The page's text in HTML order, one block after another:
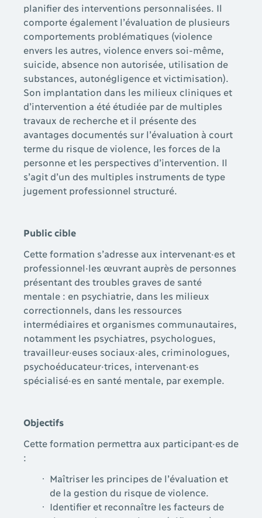
planifier des interventions personnalisées. Il
comporte également l’évaluation de plusieurs
comportements problématiques (violence
envers les autres, violence envers soi-même,
suicide, absence non autorisée, utilisation de
substances, autonégligence et victimisation).
Son implantation dans les milieux cliniques et
d’intervention a été étudiée par de multiples
travaux de recherche et il présente des
avantages documentés sur l’évaluation à court
terme du risque de violence, les forces de la
personne et les perspectives d’intervention. Il
s’agit d’un des multiples instruments de type
jugement professionnel structuré.
Public cible
Cette formation s’adresse aux intervenant·es et
professionnel·les œuvrant auprès de personnes
présentant des troubles graves de santé
mentale : en psychiatrie, dans les milieux
correctionnels, dans les ressources
intermédiaires et organismes communautaires,
notamment les psychiatres, psychologues,
travailleur·euses sociaux·ales, criminologues,
psychoéducateur·trices, intervenant·es
spécialisé·es en santé mentale, par exemple.
Objectifs
Cette formation permettra aux participant·es de
:
Maîtriser les principes de l’évaluation et
de la gestion du risque de violence.
Identifier et reconnaître les facteurs de